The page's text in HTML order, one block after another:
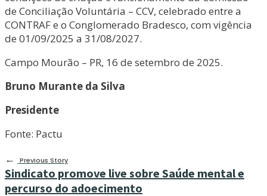
de Conciliação Voluntária – CCV, celebrado entre a
CONTRAF e o Conglomerado Bradesco, com vigência
de 01/09/2025 a 31/08/2027.
Campo Mourão – PR, 16 de setembro de 2025.
Bruno Murante da Silva
Presidente
Fonte: Pactu
←
Previous Story
Sindicato promove live sobre Saúde mental e
percurso do adoecimento